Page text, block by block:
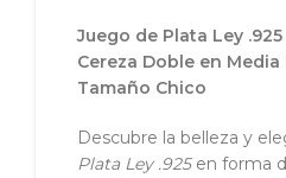
Juego de Plata Ley
Cereza Doble en
Tamaño Chico
Descubre la belleza y
Plata Ley .925en forma